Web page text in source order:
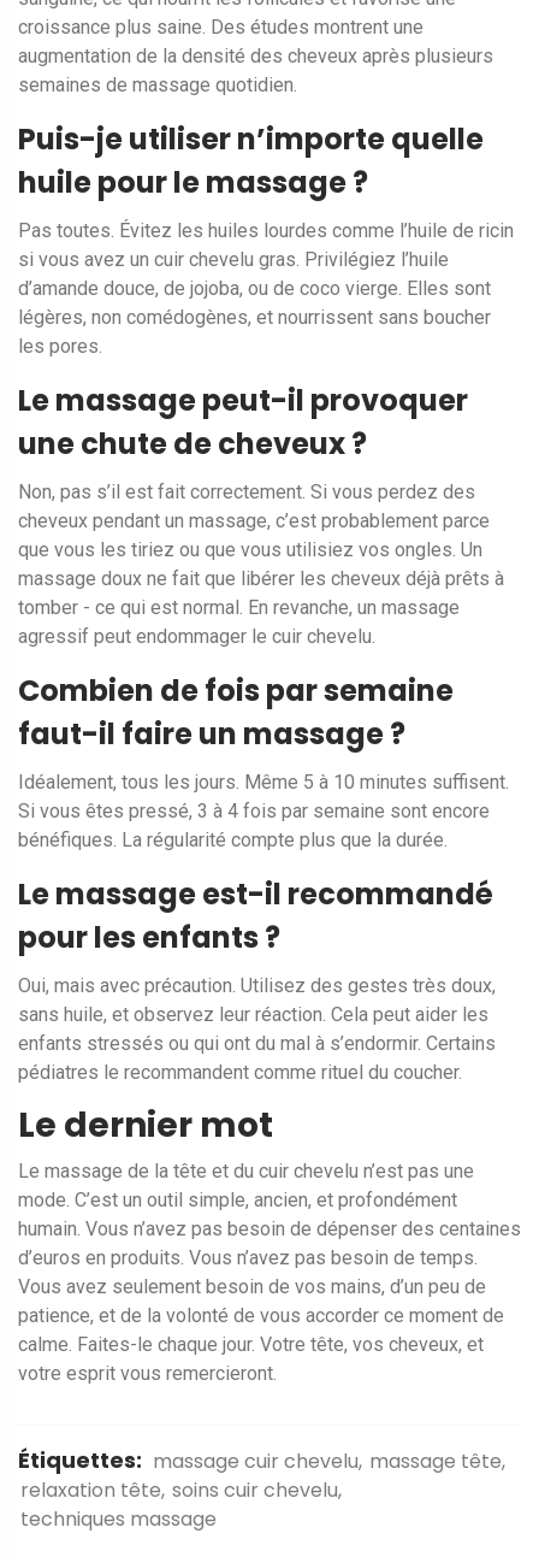
croissance plus saine. Des études montrent une
augmentation de la densité des cheveux après plusieurs
semaines de massage quotidien.
Puis-je utiliser n’importe quelle
huile pour le massage ?
Pas toutes. Évitez les huiles lourdes comme l’huile de ricin
si vous avez un cuir chevelu gras. Privilégiez l’huile
d’amande douce, de jojoba, ou de coco vierge. Elles sont
légères, non comédogènes, et nourrissent sans boucher
les pores.
Le massage peut-il provoquer
une chute de cheveux ?
Non, pas s’il est fait correctement. Si vous perdez des
cheveux pendant un massage, c’est probablement parce
que vous les tiriez ou que vous utilisiez vos ongles. Un
massage doux ne fait que libérer les cheveux déjà prêts à
tomber - ce qui est normal. En revanche, un massage
agressif peut endommager le cuir chevelu.
Combien de fois par semaine
faut-il faire un massage ?
Idéalement, tous les jours. Même 5 à 10 minutes suffisent.
Si vous êtes pressé, 3 à 4 fois par semaine sont encore
bénéfiques. La régularité compte plus que la durée.
Le massage est-il recommandé
pour les enfants ?
Oui, mais avec précaution. Utilisez des gestes très doux,
sans huile, et observez leur réaction. Cela peut aider les
enfants stressés ou qui ont du mal à s’endormir. Certains
pédiatres le recommandent comme rituel du coucher.
Le dernier mot
Le massage de la tête et du cuir chevelu n’est pas une
mode. C’est un outil simple, ancien, et profondément
humain. Vous n’avez pas besoin de dépenser des centaines
d’euros en produits. Vous n’avez pas besoin de temps.
Vous avez seulement besoin de vos mains, d’un peu de
patience, et de la volonté de vous accorder ce moment de
calme. Faites-le chaque jour. Votre tête, vos cheveux, et
votre esprit vous remercieront.
Étiquettes: massage cuir chevelu massage tête
relaxation tête soins cuir chevelu
techniques massage